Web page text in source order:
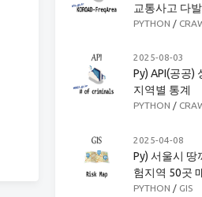
교통사고 다
PYTHON /
2025-08-03
Py) API(공공)
지역별 통계
PYTHON /
2025-04-08
Py) 서울시 땅
험지역 50곳
PYTHON / GIS